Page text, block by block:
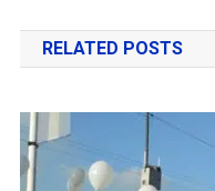
de
entradas
RELATED POSTS